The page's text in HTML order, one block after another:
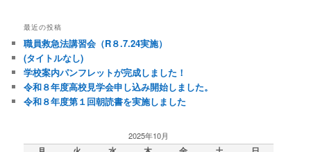
最近の投稿
職員救急法講習会（R８.7.24実施）
(タイトルなし)
学校案内パンフレットが完成しました！
令和８年度高校見学会申し込み開始しました。
令和８年度第１回朝読書を実施しました
2025年10月